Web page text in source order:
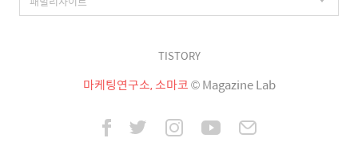
TISTORY
마케팅연구소, 소마코© Magazine Lab